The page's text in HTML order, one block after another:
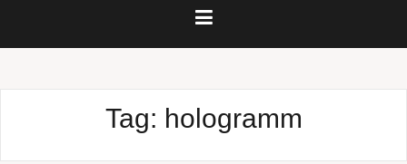
Tag: hologramm